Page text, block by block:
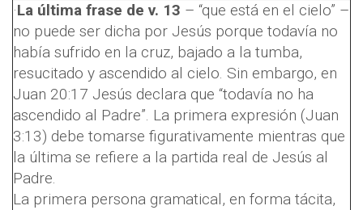
·La última frase de v. 13 – “que está en el cielo” –
no puede ser dicha por Jesús porque todavía no
había sufrido en la cruz, bajado a la tumba,
resucitado y ascendido al cielo. Sin embargo, en
Juan 20:17 Jesús declara que “todavía no ha
ascendido al Padre”. La primera expresión (Juan
3:13) debe tomarse figurativamente mientras que
la última se refiere a la partida real de Jesús al
Padre.
La primera persona gramatical, en forma tácita,